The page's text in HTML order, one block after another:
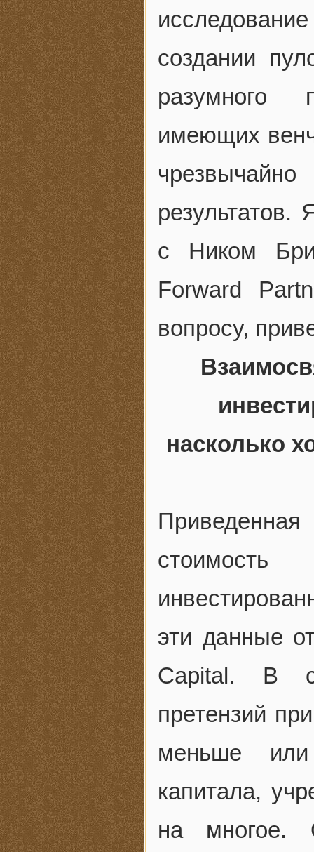
создании
разумного
имеющих
с Ником
Forward
вопросу,
насколько
эти данные
Capital. В
претензий
меньше или
капитала,
на многое.